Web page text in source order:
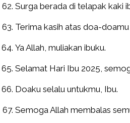
Surga berada di telapak kaki
Terima kasih atas doa-
Ya Allah, muliakan ibuku.
Selamat Hari Ibu 2025,
Doaku selalu untukmu, Ibu.
Semoga Allah membalas